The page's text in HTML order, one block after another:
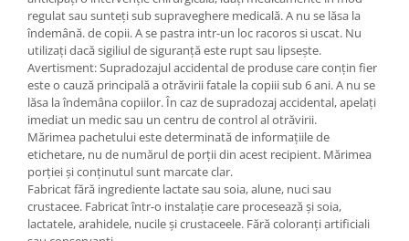
regulat sau sunteți sub supraveghere medicală. A nu se lăsa la
îndemână. de copii. A se pastra intr-un loc racoros si uscat. Nu
utilizați dacă sigiliul de siguranță este rupt sau lipsește.
Avertisment: Supradozajul accidental de produse care conțin fier
este o cauză principală a otrăvirii fatale la copiii sub 6 ani. A nu se
lăsa la îndemâna copiilor. În caz de supradozaj accidental, apelați
imediat un medic sau un centru de control al otrăvirii.
Mărimea pachetului este determinată de informațiile de
etichetare, nu de numărul de porții din acest recipient. Mărimea
porției și conținutul sunt marcate clar.
Fabricat fără ingrediente lactate sau soia, alune, nuci sau
crustacee. Fabricat într-o instalație care procesează și soia,
lactatele, arahidele, nucile și crustaceele. Fără coloranți artificiali